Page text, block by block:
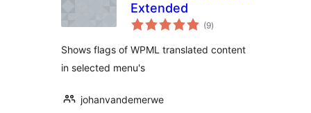
Extended
(9общо
оценки
)
Shows flags of WPML translated content
in selected menu's
johanvandemerwe